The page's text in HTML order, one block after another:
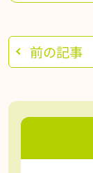
前の記事